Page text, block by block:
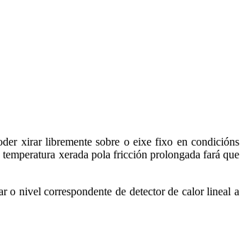
xirar libremente sobre o eixe fixo en condicións
xerada pola fricción prolongada fará que
o nivel correspondente de detector de calor lineal a